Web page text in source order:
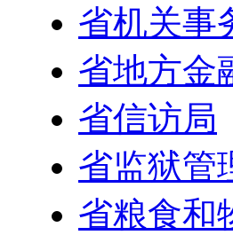
省机关事
省地方金
省信访局
省监狱管
省粮食和